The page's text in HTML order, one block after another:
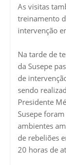
As visitas
treinamento
intervenção
Na tarde de
da Susepe
de
sendo
Presidente
Susepe
ambientes
de rebeliões
20 horas de